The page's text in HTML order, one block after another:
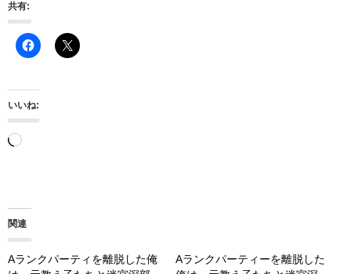
共有:
いいね:
読
み
中…
関連
Aランクパーティを離脱した俺
Aランクパーティーを離脱した